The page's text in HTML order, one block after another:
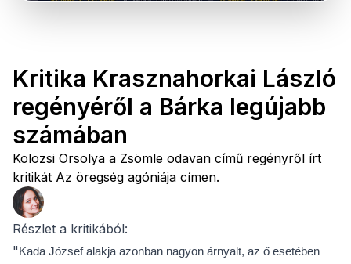
Kritika Krasznahorkai László
regényéről a Bárka legújabb
számában
Kolozsi Orsolya a Zsömle odavan című regényről írt
kritikát Az öregség agóniája címen.
Részlet a kritikából:
" Kada József alakja azonban nagyon árnyalt, az ő esetében